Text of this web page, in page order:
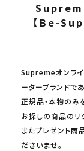
【Be-
Supremeオンライ
ーターブランドで
正規品・本物のみ
お探しの商品のリ
またプレゼント商
ださいませ。